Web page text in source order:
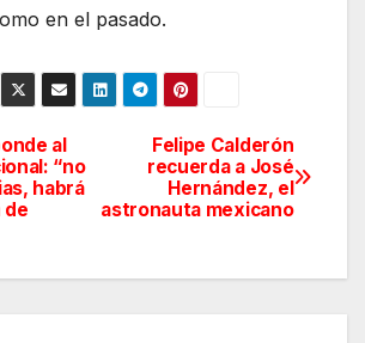
en el pasado.
Felipe Calderón
recuerda a José
Hernández, el
astronauta mexicano
al
“no
habrá
de